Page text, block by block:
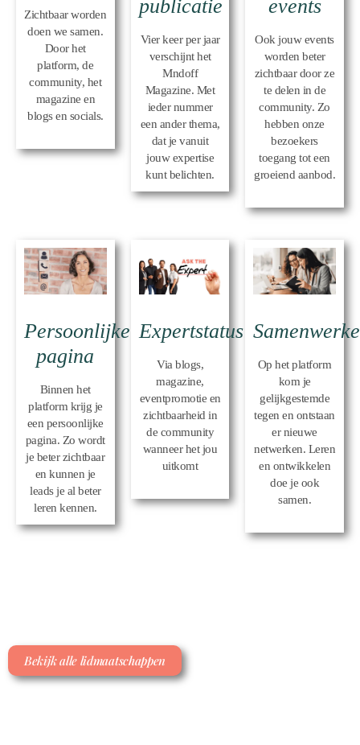
Zichtbaar worden
doen we samen.
Door het
platform, de
community, het
magazine en
blogs en socials.
publicatie
Vier keer per jaar
verschijnt het
Mndoff
Magazine. Met
ieder nummer
een ander thema,
dat je vanuit
jouw expertise
kunt belichten.
events
Ook jouw events
worden beter
zichtbaar door ze
te delen in de
community. Zo
hebben onze
bezoekers
toegang tot een
groeiend aanbod.
Persoonlijke
pagina
Binnen het
platform krijg je
een persoonlijke
pagina. Zo wordt
je beter zichtbaar
en kunnen je
leads je al beter
leren kennen.
Expertstatus
Via blogs,
magazine,
eventpromotie en
zichtbaarheid in
de community
wanneer het jou
uitkomt
Op het platform
kom je
gelijkgestemde
tegen en ontstaan
er nieuwe
netwerken. Leren
en ontwikkelen
doe je ook
samen.
Bekijk alle lidmaatschappen